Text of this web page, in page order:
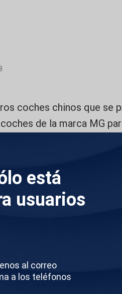
está
usuarios
al correo
a los teléfonos
coches chinos que se
de la marca MG
IMÁGENES
BARCO ANJI
DE COCHES
LOS COCHES
FERROL